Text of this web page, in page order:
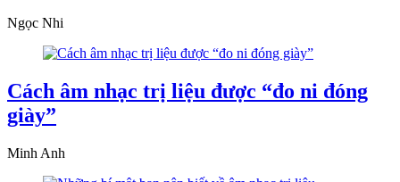
Ngọc Nhi
Cách âm nhạc trị liệu được “đo ni đóng
giày”
Minh Anh